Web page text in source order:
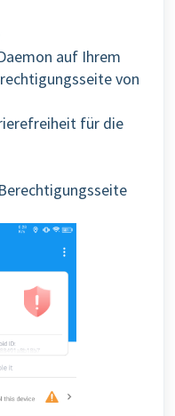
auf Ihrem
von
für die